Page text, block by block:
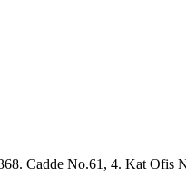
Cadde No.61, 4. Kat